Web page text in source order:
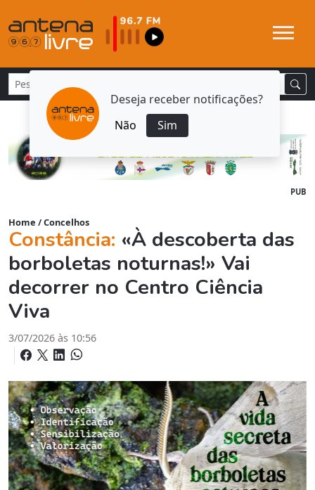
Deseja receber notificações?
Não
Sim
PUB
Home /Concelhos
Constância: «À descoberta das
borboletas noturnas!» Vai
decorrer no Centro Ciência
Viva
3/07/2026 às 10:56